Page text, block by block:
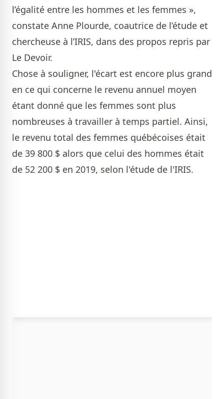
l’égalité entre les hommes et les femmes »,
constate Anne Plourde, coautrice de l’étude et
chercheuse à l’IRIS, dans des propos repris par
Le Devoir.
Chose à souligner, l'écart est encore plus grand
en ce qui concerne le revenu annuel moyen
étant donné que les femmes sont plus
nombreuses à travailler à temps partiel. Ainsi,
le revenu total des femmes québécoises était
de 39 800 $ alors que celui des hommes était
de 52 200 $ en 2019, selon l'étude de l'IRIS.